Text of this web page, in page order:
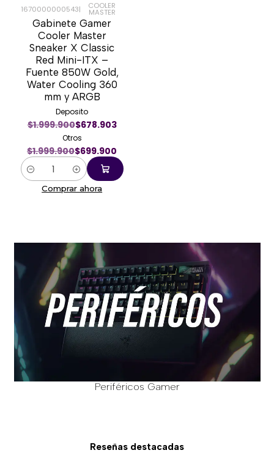
-65%
1670000000543| COOLER
MASTER
Gabinete Gamer
Cooler Master
Sneaker X Classic
Red Mini-ITX –
Fuente 850W Gold,
Water Cooling 360
mm y ARGB
Deposito
$1.999.900$678.903
Otros
$1.999.900$699.900
Cantidad
Comprar ahora
Periféricos Gamer
Reseñas destacadas